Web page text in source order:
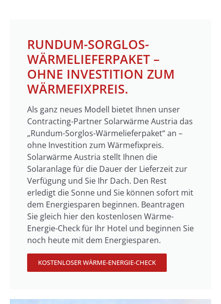
RUNDUM-SORGLOS-
WÄRMELIEFERPAKET –
OHNE INVESTITION ZUM
WÄRMEFIXPREIS.
Als ganz neues Modell bietet Ihnen unser
Contracting-Partner Solarwärme Austria das
„Rundum-Sorglos-Wärmelieferpaket“ an –
ohne Investition zum Wärmefixpreis.
Solarwärme Austria stellt Ihnen die
Solaranlage für die Dauer der Lieferzeit zur
Verfügung und Sie Ihr Dach. Den Rest
erledigt die Sonne und Sie können sofort mit
dem Energiesparen beginnen. Beantragen
Sie gleich hier den kostenlosen Wärme-
Energie-Check für Ihr Hotel und beginnen Sie
noch heute mit dem Energiesparen.
KOSTENLOSER WÄRME-ENERGIE-CHECK